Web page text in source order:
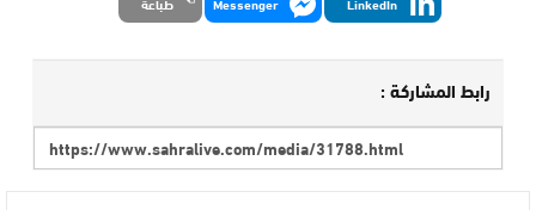
رابط المشاركة :